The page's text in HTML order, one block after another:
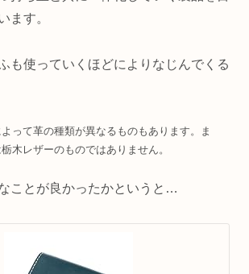
ます。
も使っていくほどによりなじんでくる
って革の種類が異なるものもあります。ま
木レザーのものではありません。
ことが良かったかというと…